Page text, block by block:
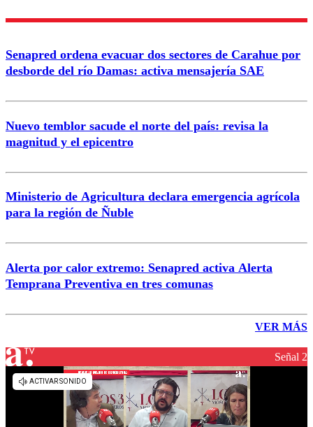
Senapred ordena evacuar dos sectores de Carahue por
desborde del río Damas: activa mensajería SAE
Nuevo temblor sacude el norte del país: revisa la
magnitud y el epicentro
Ministerio de Agricultura declara emergencia agrícola
para la región de Ñuble
Alerta por calor extremo: Senapred activa Alerta
Temprana Preventiva en tres comunas
VER MÁS
Señal 2